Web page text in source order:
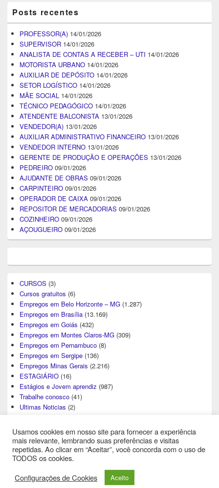
Posts recentes
PROFESSOR(A) 14/01/2026
SUPERVISOR 14/01/2026
ANALISTA DE CONTAS A RECEBER – UTI 14/01/2026
MOTORISTA URBANO 14/01/2026
AUXILIAR DE DEPÓSITO 14/01/2026
SETOR LOGÍSTICO 14/01/2026
MÃE SOCIAL 14/01/2026
TÉCNICO PEDAGÓGICO 14/01/2026
ATENDENTE BALCONISTA 13/01/2026
VENDEDOR(A) 13/01/2026
AUXILIAR ADMINISTRATIVO FINANCEIRO 13/01/2026
VENDEDOR INTERNO 13/01/2026
GERENTE DE PRODUÇÃO E OPERAÇÕES 13/01/2026
PEDREIRO 09/01/2026
AJUDANTE DE OBRAS 09/01/2026
CARPINTEIRO 09/01/2026
OPERADOR DE CAIXA 09/01/2026
REPOSITOR DE MERCADORIAS 09/01/2026
COZINHEIRO 09/01/2026
AÇOUGUEIRO 09/01/2026
CURSOS (3)
Cursos gratuitos (6)
Empregos em Belo Horizonte – MG (1.287)
Empregos em Brasília (13.169)
Empregos em Goiás (432)
Empregos em Montes Claros-MG (309)
Empregos em Pernambuco (8)
Empregos em Sergipe (136)
Empregos Minas Gerais (2.216)
ESTAGIÁRIO (16)
Estágios e Jovem aprendiz (987)
Trabalhe conosco (41)
Ultimas Noticias (2)
Direitos Autorais © 2026Central de Empregos
Theme: Catch Box byCatch Themes
Usamos cookies em nosso site para fornecer a experiência
mais relevante, lembrando suas preferências e visitas
repetidas. Ao clicar em “Aceitar”, você concorda com o uso de
TODOS os cookies.
Configurações de Cookies
Aceito